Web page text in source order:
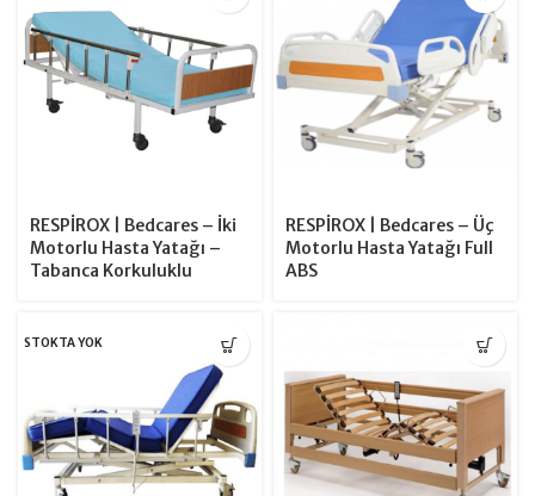
RESPİROX | Bedcares – İki
Motorlu Hasta Yatağı –
Tabanca Korkuluklu
RESPİROX | Bedcares – Üç
Motorlu Hasta Yatağı Full
ABS
STOKTA YOK